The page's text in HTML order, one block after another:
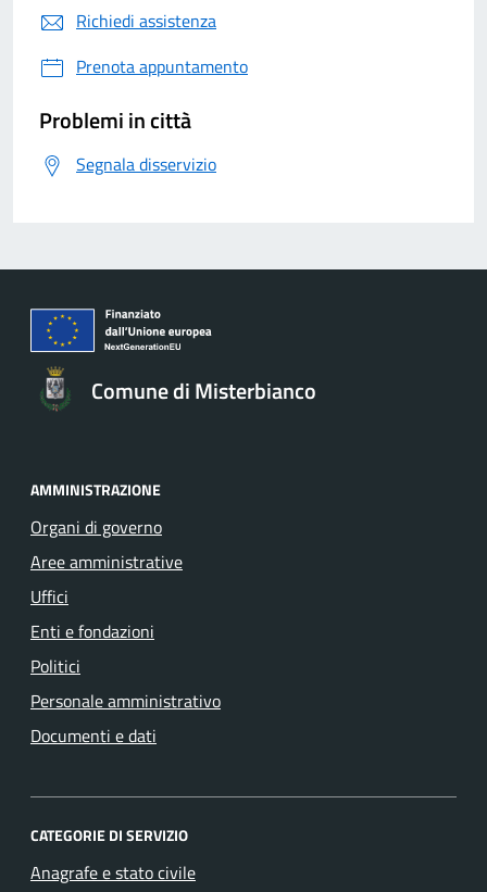
Richiedi assistenza
Prenota appuntamento
Problemi in città
Segnala disservizio
Comune di Misterbianco
AMMINISTRAZIONE
Organi di governo
Aree amministrative
Uffici
Enti e fondazioni
Politici
Personale amministrativo
Documenti e dati
CATEGORIE DI SERVIZIO
Anagrafe e stato civile